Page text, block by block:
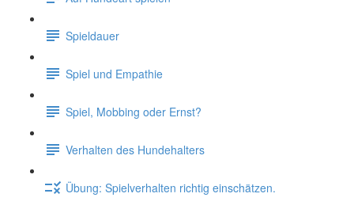
Spieldauer
Spiel und Empathie
Spiel, Mobbing oder Ernst?
Verhalten des Hundehalters
Übung: Spielverhalten richtig einschätzen.